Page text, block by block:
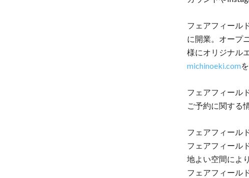
フェアフィール
に開業。オープ
様にオリジナル
michinoeki.com
フェアフィール
ご予約に関する
フェアフィール
フェアフィール
地よい空間によ
フェアフィール